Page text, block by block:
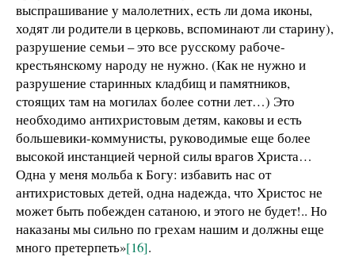
выспрашивание у малолетних, есть ли дома иконы,
ходят ли родители в церковь, вспоминают ли старину),
разрушение семьи – это все русскому рабоче-
крестьянскому народу не нужно. (Как не нужно и
разрушение старинных кладбищ и памятников,
стоящих там на могилах более сотни лет…) Это
необходимо антихристовым детям, каковы и есть
большевики-коммунисты, руководимые еще более
высокой инстанцией черной силы врагов Христа…
Одна у меня мольба к Богу: избавить нас от
антихристовых детей, одна надежда, что Христос не
может быть побежден сатаною, и этого не будет!.. Но
наказаны мы сильно по грехам нашим и должны еще
много претерпеть»[16].